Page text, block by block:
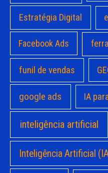
Estratégia Digital
Facebook Ads
funil de vendas
google ads IA
inteligência artificial
Inteligência Artificial